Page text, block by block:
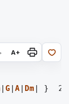
A+
| G | A | Dm | }  2